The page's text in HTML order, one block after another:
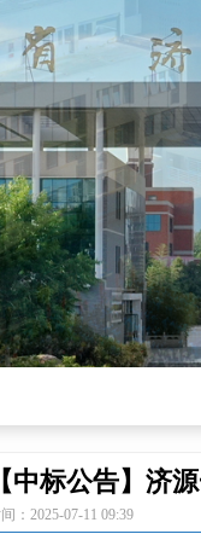
： 2025-07-11 09:39
【中标公告】济